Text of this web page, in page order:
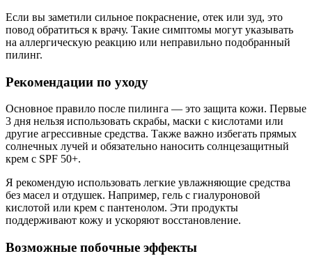
Если вы заметили сильное покраснение, отек или зуд, это
повод обратиться к врачу. Такие симптомы могут указывать
на аллергическую реакцию или неправильно подобранный
пилинг.
Рекомендации по уходу
Основное правило после пилинга — это защита кожи. Первые
3 дня нельзя использовать скрабы, маски с кислотами или
другие агрессивные средства. Также важно избегать прямых
солнечных лучей и обязательно наносить солнцезащитный
крем с SPF 50+.
Я рекомендую использовать легкие увлажняющие средства
без масел и отдушек. Например, гель с гиалуроновой
кислотой или крем с пантенолом. Эти продукты
поддерживают кожу и ускоряют восстановление.
Возможные побочные эффекты